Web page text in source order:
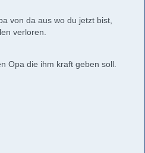
von da aus wo du jetzt bist,
verloren.
Opa die ihm kraft geben soll.